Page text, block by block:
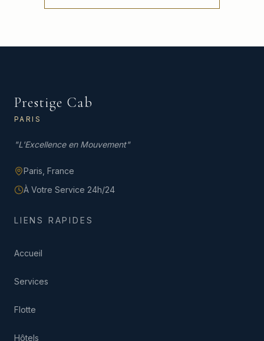
Prestige Cab
PARIS
"L'Excellence en Mouvement"
Paris, France
À Votre Service 24h/24
LIENS RAPIDES
Accueil
Services
Flotte
Hôtels